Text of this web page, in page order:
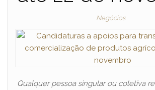
Negócios
Qualquer pessoa singular ou coletiva